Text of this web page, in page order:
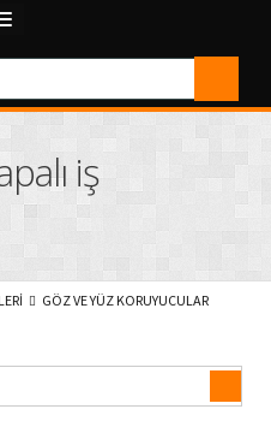
iş
GÖZ VE YÜZ KORUYUCULAR